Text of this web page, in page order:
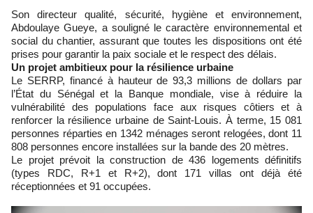
Son directeur qualité, sécurité, hygiène et environnement,
Abdoulaye Gueye, a souligné le caractère environnemental et
social du chantier, assurant que toutes les dispositions ont été
prises pour garantir la paix sociale et le respect des délais.
Un projet ambitieux pour la résilience urbaine
Le SERRP, financé à hauteur de 93,3 millions de dollars par
l’État du Sénégal et la Banque mondiale, vise à réduire la
vulnérabilité des populations face aux risques côtiers et à
renforcer la résilience urbaine de Saint-Louis. À terme, 15 081
personnes réparties en 1342 ménages seront relogées, dont 11
808 personnes encore installées sur la bande des 20 mètres.
Le projet prévoit la construction de 436 logements définitifs
(types RDC, R+1 et R+2), dont 171 villas ont déjà été
réceptionnées et 91 occupées.